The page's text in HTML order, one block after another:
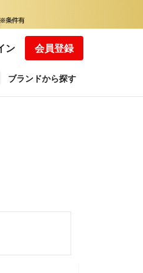
ン 会員登録
ブランドから探す